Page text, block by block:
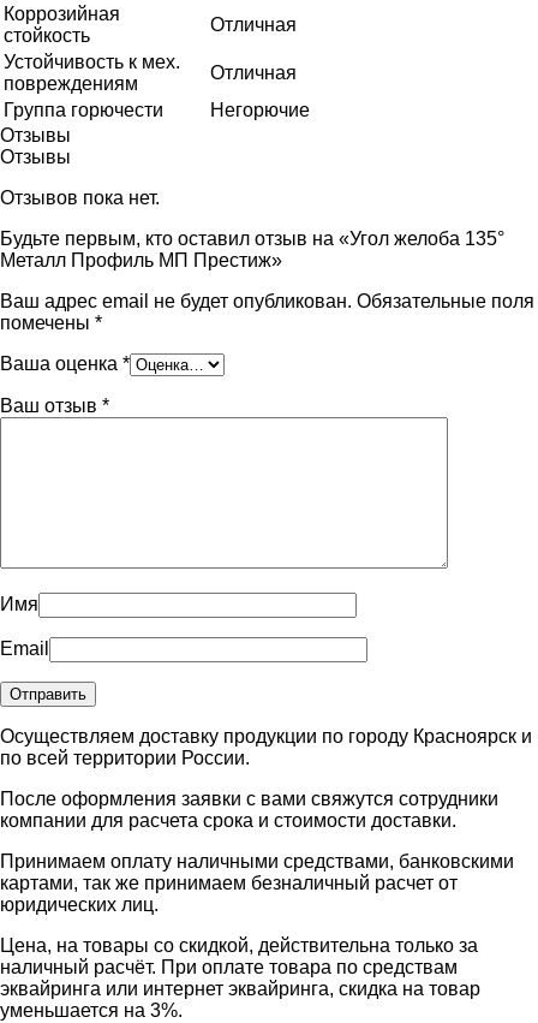
Коррозийная
стойкость
Отличная
Устойчивость к мех.
повреждениям
Отличная
Группа горючести
Негорючие
Отзывы
Отзывы
Отзывов пока нет.
Будьте первым, кто оставил отзыв на «Угол желоба 135°
Металл Профиль МП Престиж»
Ваш адрес email не будет опубликован. Обязательные поля
помечены *
Ваша оценка *
Ваш отзыв *
Имя
Email
Осуществляем доставку продукции по городу Красноярск и
по всей территории России.
После оформления заявки с вами свяжутся сотрудники
компании для расчета срока и стоимости доставки.
Принимаем оплату наличными средствами, банковскими
картами, так же принимаем безналичный расчет от
юридических лиц.
Цена, на товары со скидкой, действительна только за
наличный расчёт. При оплате товара по средствам
эквайринга или интернет эквайринга, скидка на товар
уменьшается на 3%.